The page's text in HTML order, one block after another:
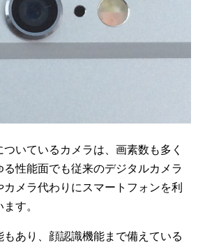
いているカメラは、画素数も多く
性能面でも従来のデジタルカメラ
メラ代わりにスマートフォンを利
す。
あり、顔認識機能まで備えている